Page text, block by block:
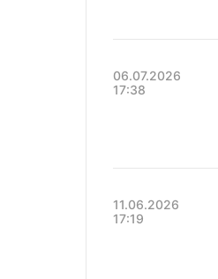
06.07.2026
17:38
11.06.2026
17:19